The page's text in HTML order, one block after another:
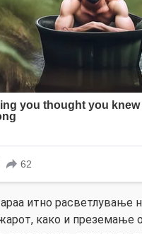
итно расветлување
како и преземање